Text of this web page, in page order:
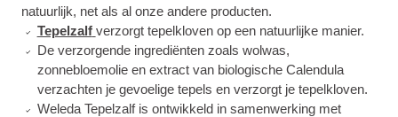
natuurlijk, net als al onze andere producten.
Tepelzalf verzorgt tepelkloven op een natuurlijke manier.
De verzorgende ingrediënten zoals wolwas,
zonnebloemolie en extract van biologische Calendula
verzachten je gevoelige tepels en verzorgt je tepelkloven.
Weleda Tepelzalf is ontwikkeld in samenwerking met